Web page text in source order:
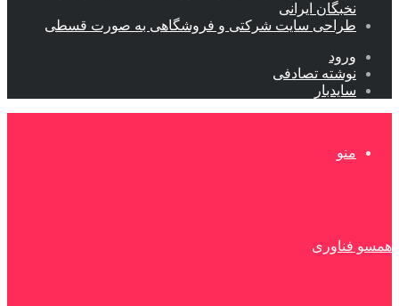
نخبگان ایرانی
طراحی سایت شرکتی و فروشگاهی به صورت قسطی
ورود
نوشته تصادفی
سایدبار
منو
همسو فناوری